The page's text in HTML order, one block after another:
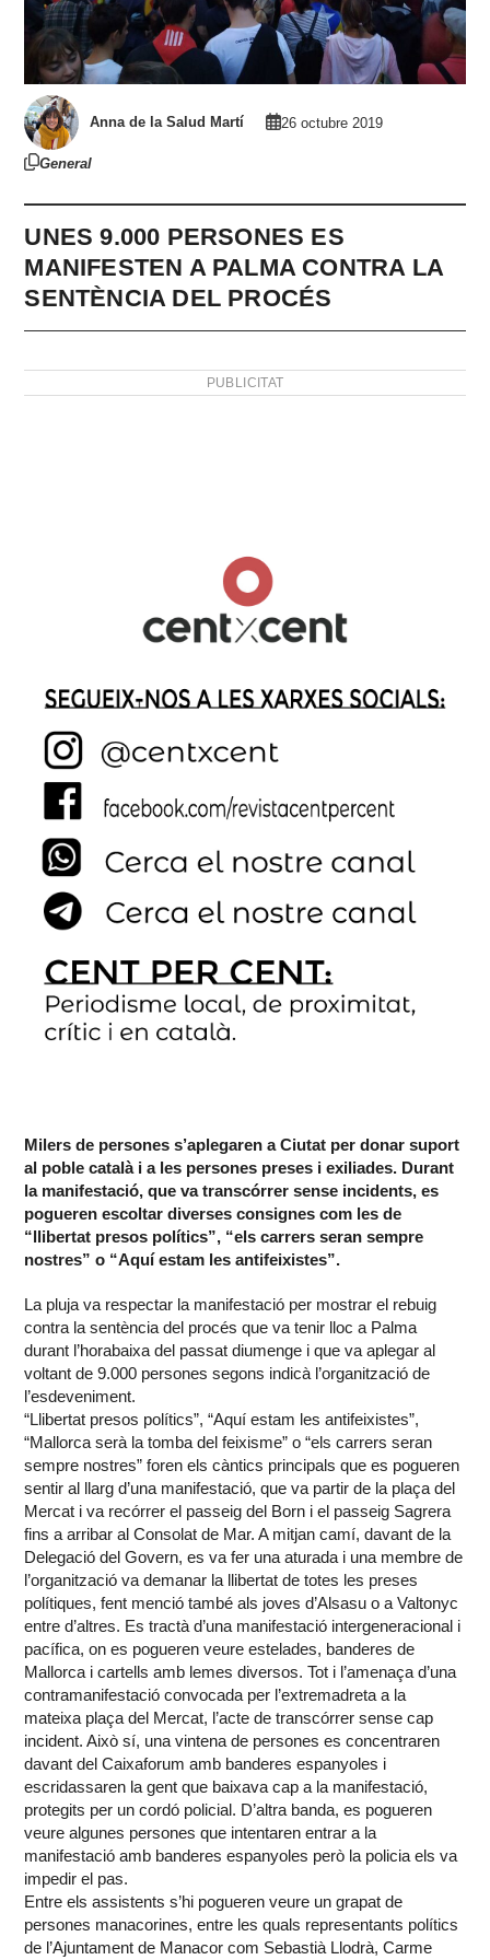
Anna de la Salud Martí 26 octubre 2019
General
UNES 9.000 PERSONES ES
MANIFESTEN A PALMA CONTRA LA
SENTÈNCIA DEL PROCÉS
PUBLICITAT
Milers de persones s’aplegaren a Ciutat per donar suport
al poble català i a les persones preses i exiliades. Durant
la manifestació, que va transcórrer sense incidents, es
pogueren escoltar diverses consignes com les de
“llibertat presos polítics”, “els carrers seran sempre
nostres” o “Aquí estam les antifeixistes”.
La pluja va respectar la manifestació per mostrar el rebuig
contra la sentència del procés que va tenir lloc a Palma
durant l’horabaixa del passat diumenge i que va aplegar al
voltant de 9.000 persones segons indicà l’organització de
l’esdeveniment.
“Llibertat presos polítics”, “Aquí estam les antifeixistes”,
“Mallorca serà la tomba del feixisme” o “els carrers seran
sempre nostres” foren els càntics principals que es pogueren
sentir al llarg d’una manifestació, que va partir de la plaça del
Mercat i va recórrer el passeig del Born i el passeig Sagrera
fins a arribar al Consolat de Mar. A mitjan camí, davant de la
Delegació del Govern, es va fer una aturada i una membre de
l’organització va demanar la llibertat de totes les preses
polítiques, fent menció també als joves d’Alsasu o a Valtonyc
entre d’altres. Es tractà d’una manifestació intergeneracional i
pacífica, on es pogueren veure estelades, banderes de
Mallorca i cartells amb lemes diversos. Tot i l’amenaça d’una
contramanifestació convocada per l’extremadreta a la
mateixa plaça del Mercat, l’acte de transcórrer sense cap
incident. Això sí, una vintena de persones es concentraren
davant del Caixaforum amb banderes espanyoles i
escridassaren la gent que baixava cap a la manifestació,
protegits per un cordó policial. D’altra banda, es pogueren
veure algunes persones que intentaren entrar a la
manifestació amb banderes espanyoles però la policia els va
impedir el pas.
Entre els assistents s’hi pogueren veure un grapat de
persones manacorines, entre les quals representants polítics
de l’Ajuntament de Manacor com Sebastià Llodrà, Carme